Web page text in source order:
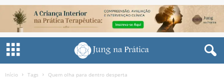
Início Tags Quem olha para dentro desperta